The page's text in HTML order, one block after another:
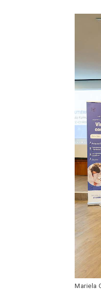
Mariela